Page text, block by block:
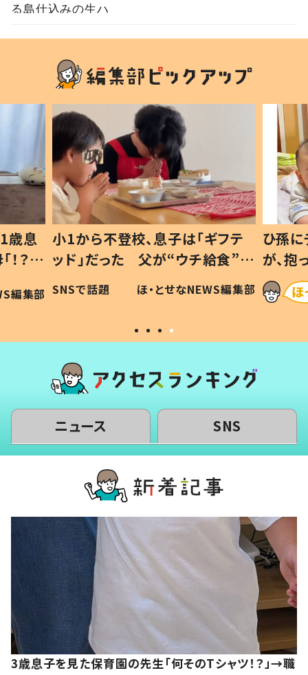
歳息
？」
編集部
小1から不登校、息子は「ギフテ
ッド」だった 父が“ウチ給食”を
作り続ける理由とは #令和の親
#令和の子
SNSで話題 ほ・とせなNEWS編集部
ひ孫
が、
「涙が
い」
ニュース SNS
3歳息子を見た保育園の先生「何そのTシャツ！？」→職